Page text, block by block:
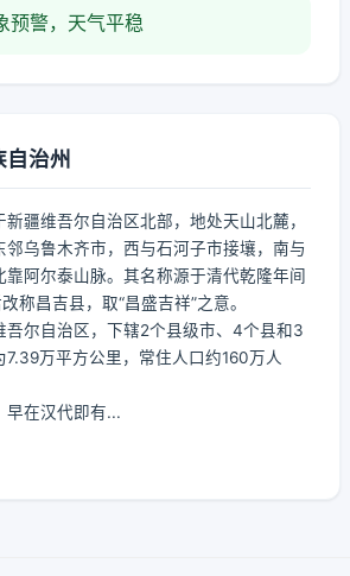
预警，天气平稳
治州
疆维吾尔自治区北部，地处天山北麓，
邻乌鲁木齐市，西与石河子市接壤，南与
靠阿尔泰山脉。其名称源于清代乾隆年间
称昌吉县，取“昌盛吉祥”之意。
吾尔自治区，下辖2个县级市、4个县和3
万平方公里，常住人口约160万人
早在汉代即有...